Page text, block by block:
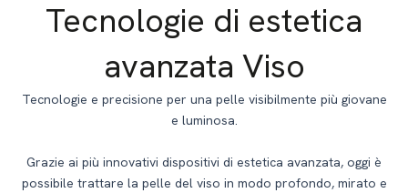
Tecnologie di estetica
avanzata Viso
Tecnologie e precisione per una pelle visibilmente più giovane
e luminosa.
Grazie ai più innovativi dispositivi di estetica avanzata, oggi è
possibile trattare la pelle del viso in modo profondo, mirato e